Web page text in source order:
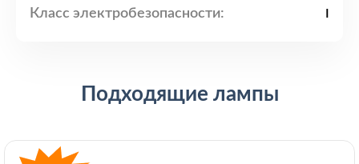
Класс электробезопасности:
Подходящие лампы